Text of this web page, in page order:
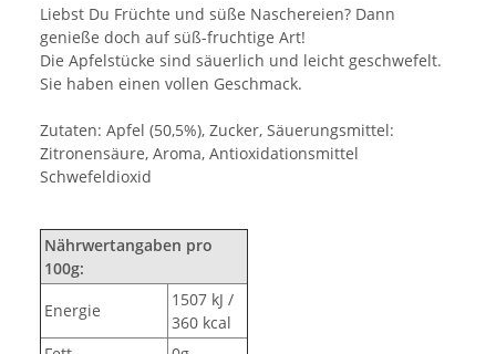
Liebst Du Früchte und süße Naschereien? Dann
genieße doch auf süß-fruchtige Art!
Die Apfelstücke sind säuerlich und leicht geschwefelt.
Sie haben einen vollen Geschmack.
Zutaten: Apfel (50,5%), Zucker, Säuerungsmittel:
Zitronensäure, Aroma, Antioxidationsmittel
Schwefeldioxid
Nährwertangaben pro
100g:
Energie
1507 kJ /
360 kcal